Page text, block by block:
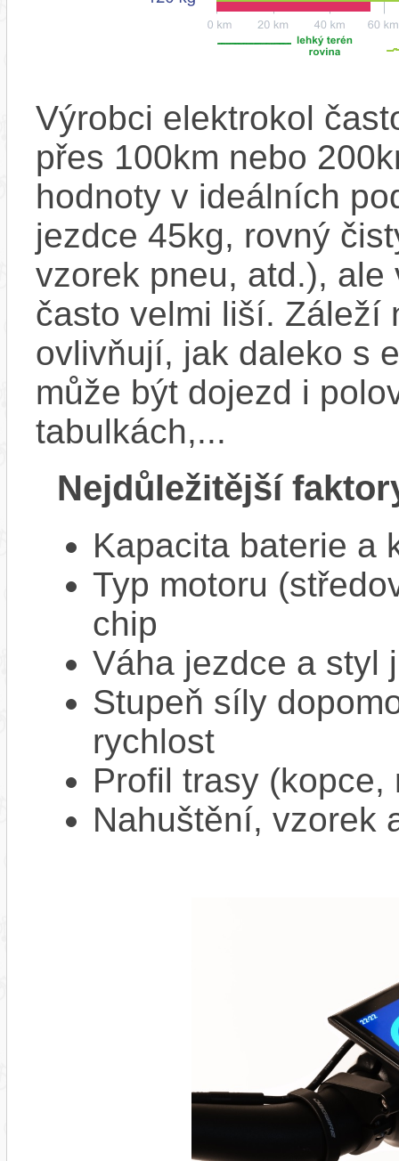
Výrobci elektrokol
přes 100km nebo
hodnoty v ideálních
jezdce 45kg, rovný
vzorek pneu, atd.),
často velmi liší. Záleží
ovlivňují, jak daleko s
může být dojezd i
tabulkách,...
Nejdůležitější
Kapacita baterie a
Typ motoru
chip
Váha jezdce a styl
Stupeň síly
rychlost
Profil trasy
Nahuštění, vzorek